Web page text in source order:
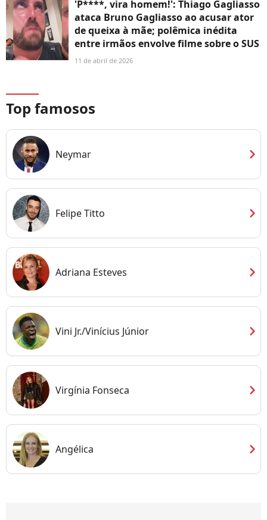
'P****, vira homem!': Thiago Gagliasso
ataca Bruno Gagliasso ao acusar ator
de queixa à mãe; polêmica inédita
entre irmãos envolve filme sobre o SUS
11 de abril de 2026
Top famosos
Neymar chevron_right
Felipe Titto chevron_right
Adriana Esteves chevron_right
Vini Jr./Vinícius Júnior chevron_right
Virgínia Fonseca chevron_right
Angélica chevron_right